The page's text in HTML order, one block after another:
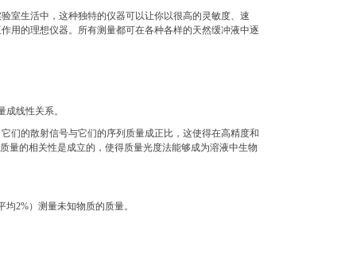
室生活中，这种独特的仪器可以让你以很高的灵敏度、速
用的理想仪器。所有测量都可在各种各样的天然缓冲液中逐
线性关系。
们的散射信号与它们的序列质量成正比，这使得在高精度和
量的相关性是成立的，使得质量光度法能够成为溶液中生物
2%）测量未知物质的质量。